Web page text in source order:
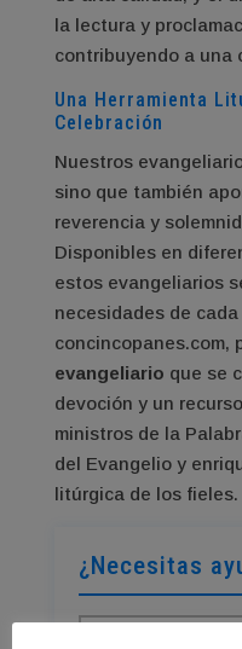
la lectura y
contribuyendo a una
Una Herramienta
Celebración
Nuestros
sino que también
reverencia y
Disponibles en
estos evangeliarios
necesidades de
concincopanes.com,
evangeliario que se
devoción y un
ministros de la
del Evangelio y
litúrgica de los fieles.
¿Necesitas